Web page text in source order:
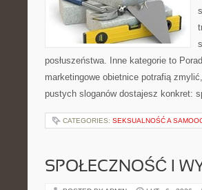
posłuszeństwa. Inne kategorie to
marketingowe obietnice potrafią
pustych sloganów dostajesz konkret:
CATEGORIES: SEKSUALNOŚĆ A
SPOŁECZNOŚĆ I